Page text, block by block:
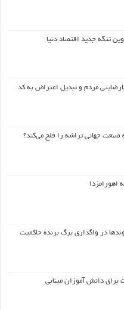
تنگه جدید اقتصاد دنیا
مردم و تبدیل اعتراض به کد
صنعت جهانی تراشه را فلج می‌کند؟
اهورامزدا
در واگذاری برگ برنده حاکمیت
دانش آموزان مینابی